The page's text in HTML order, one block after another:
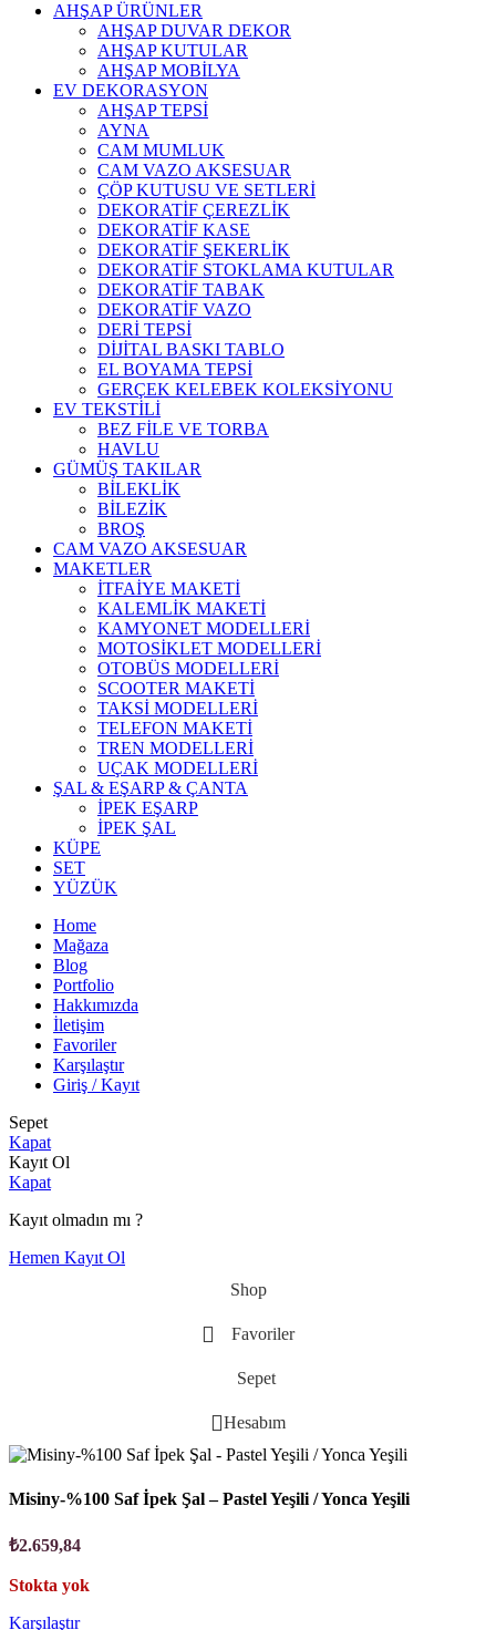
AHŞAP ÜRÜNLER
AHŞAP DUVAR DEKOR
AHŞAP KUTULAR
AHŞAP MOBİLYA
EV DEKORASYON
AHŞAP TEPSİ
AYNA
CAM MUMLUK
CAM VAZO AKSESUAR
ÇÖP KUTUSU VE SETLERİ
DEKORATİF ÇEREZLİK
DEKORATİF KASE
DEKORATİF ŞEKERLİK
DEKORATİF STOKLAMA KUTULAR
DEKORATİF TABAK
DEKORATİF VAZO
DERİ TEPSİ
DİJİTAL BASKI TABLO
EL BOYAMA TEPSİ
GERÇEK KELEBEK KOLEKSİYONU
EV TEKSTİLİ
BEZ FİLE VE TORBA
HAVLU
GÜMÜŞ TAKILAR
BİLEKLİK
BİLEZİK
BROŞ
CAM VAZO AKSESUAR
MAKETLER
İTFAİYE MAKETİ
KALEMLİK MAKETİ
KAMYONET MODELLERİ
MOTOSİKLET MODELLERİ
OTOBÜS MODELLERİ
SCOOTER MAKETİ
TAKSİ MODELLERİ
TELEFON MAKETİ
TREN MODELLERİ
UÇAK MODELLERİ
ŞAL & EŞARP & ÇANTA
İPEK EŞARP
İPEK ŞAL
KÜPE
SET
YÜZÜK
Home
Mağaza
Blog
Portfolio
Hakkımızda
İletişim
Favoriler
Karşılaştır
Giriş / Kayıt
Sepet
Kapat
Kayıt Ol
Kapat
Kayıt olmadın mı ?
Hemen Kayıt Ol
Shop
Favoriler
Sepet
Hesabım
Misiny-%100 Saf İpek Şal – Pastel Yeşili / Yonca Yeşili
₺2.659,84
Stokta yok
Karşılaştır